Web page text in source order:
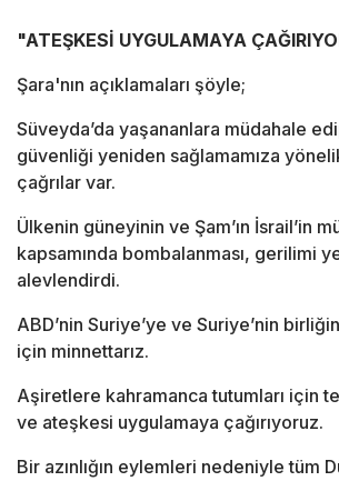
"ATEŞKESİ UYGULAMAYA
Şara'nın açıklamaları şöyle;
Süveyda’da yaşananlara müdahale
güvenliği yeniden sağlamamıza
çağrılar var.
Ülkenin güneyinin ve Şam’ın İsrail’in
kapsamında bombalanması, gerilimi
alevlendirdi.
ABD’nin Suriye’ye ve Suriye’nin
için minnettarız.
Aşiretlere kahramanca tutumları için
ve ateşkesi uygulamaya çağırıyoruz.
Bir azınlığın eylemleri nedeniyle tüm